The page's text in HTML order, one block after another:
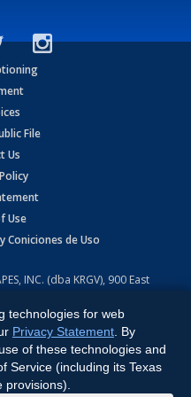
File
Us
Use
Coniciones de Uso
INC. (dba KRGV), 900 East
Ruby Shore Software
technologies for web
Privacy Statement . By
of these technologies and
Service (including its Texas